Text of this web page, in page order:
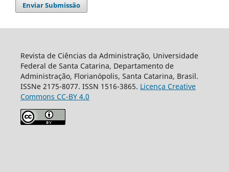
Enviar Submissão
Revista de Ciências da Administração, Universidade
Federal de Santa Catarina, Departamento de
Administração, Florianópolis, Santa Catarina, Brasil.
ISSNe 2175-8077. ISSN 1516-3865. Licença Creative
Commons CC-BY 4.0